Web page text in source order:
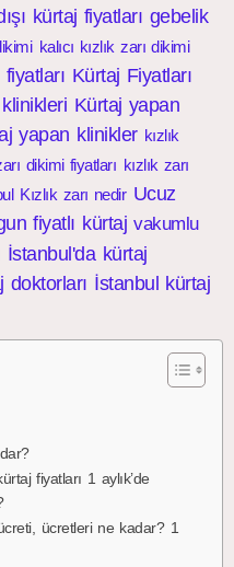
kürtaj fiyatları gebelik
kalıcı kızlık zarı dikimi
Kürtaj Fiyatları
Kürtaj yapan
yapan klinikler kızlık
dikimi fiyatları kızlık zarı
Kızlık zarı nedir Ucuz
fiyatlı kürtaj vakumlu
İstanbul'da kürtaj
doktorları İstanbul kürtaj
fiyatları 1 aylık’de
ücretleri ne kadar? 1